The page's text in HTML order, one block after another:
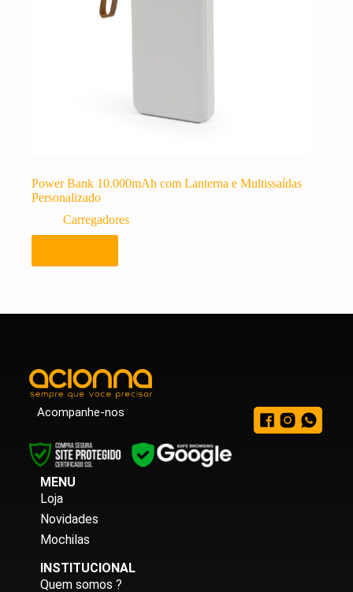
Power Bank 10.000mAh com Lanterna e Multissaídas
Personalizado
Carregadores
Acompanhe-nos
MENU
Loja
Novidades
Mochilas
INSTITUCIONAL
Quem somos ?